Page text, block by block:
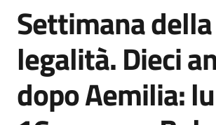
Risorse
Salta al contenuto
Settimana della
legalità. Dieci
dopo Aemilia: